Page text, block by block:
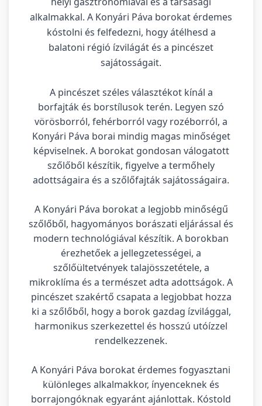
alkalmakkal. A Konyári Páva borokat érdemes
kóstolni és felfedezni, hogy átélhesd a
balatoni régió ízvilágát és a pincészet
sajátosságait.
A pincészet széles választékot kínál a
borfajták és borstílusok terén. Legyen szó
vörösborról, fehérborról vagy rozéborról, a
Konyári Páva borai mindig magas minőséget
képviselnek. A borokat gondosan válogatott
szőlőből készítik, figyelve a termőhely
adottságaira és a szőlőfajták sajátosságaira.
A Konyári Páva borokat a legjobb minőségű
szőlőből, hagyományos borászati eljárással és
modern technológiával készítik. A borokban
érezhetőek a jellegzetességei, a
szőlőültetvények talajösszetétele, a
mikroklíma és a természet adta adottságok. A
pincészet szakértő csapata a legjobbat hozza
ki a szőlőből, hogy a borok gazdag ízvilággal,
harmonikus szerkezettel és hosszú utóízzel
rendelkezzenek.
A Konyári Páva borokat érdemes fogyasztani
különleges alkalmakkor, ínyenceknek és
borrajongóknak egyaránt ajánlottak. Kóstold